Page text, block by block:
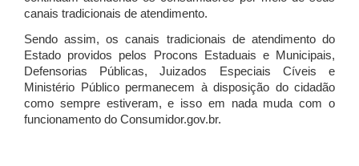
canais tradicionais de atendimento.
Sendo assim, os canais tradicionais de atendimento do
Estado providos pelos Procons Estaduais e Municipais,
Defensorias Públicas, Juizados Especiais Cíveis e
Ministério Público permanecem à disposição do cidadão
como sempre estiveram, e isso em nada muda com o
funcionamento do Consumidor.gov.br.